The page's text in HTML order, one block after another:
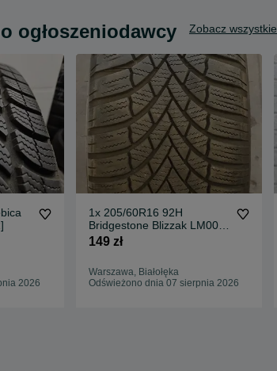
ogłoszeniodawcy Zobacz wszystkie
2026
1x 205/60R16 92H
Bridgestone Blizzak LM005
/ 5,5mm [659]
149 zł
Warszawa, Białołęka
Odświeżono dnia 07 sierpnia 2026